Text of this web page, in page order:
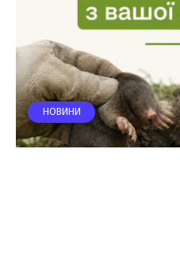
НОВИНИ